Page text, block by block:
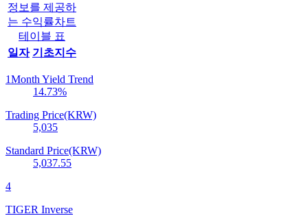
정보를 제공하
는 수익률차트
테이블 표
일자 기초지수
1Month Yield Trend
14.73%
Trading Price(KRW)
5,035
Standard Price(KRW)
5,037.55
4
TIGER Inverse